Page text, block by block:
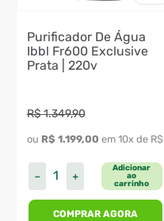
Purificador De Água
Ibbl Fr600 Exclusive
Prata | 220v
R$1.349,90
ou R$ 1.199,00 em 10x de R$
＋
－
Adicionar
ao
carrinho
COMPRAR AGORA